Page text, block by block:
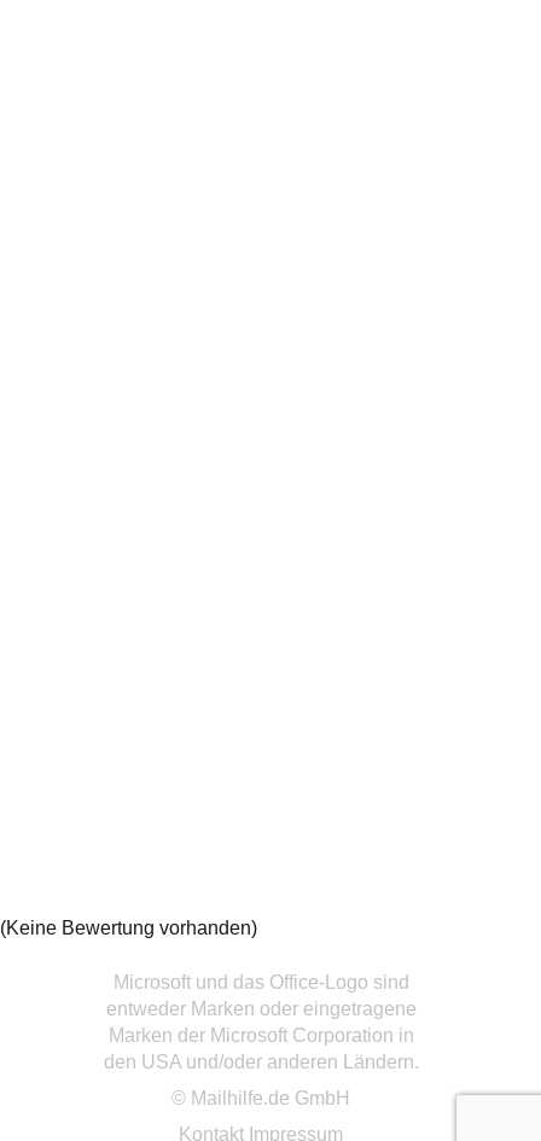
(Keine Bewertung vorhanden)
Microsoft und das Office-Logo sind
entweder Marken oder eingetragene
Marken der Microsoft Corporation in
den USA und/oder anderen Ländern.
© Mailhilfe.de GmbH
Kontakt Impressum